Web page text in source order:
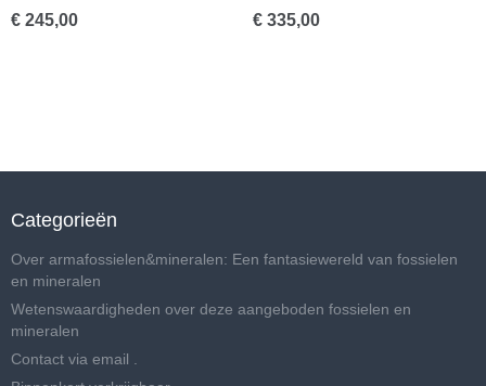
€ 245,00 € 335,00
Categorieën
Over armafossielen&mineralen: Een fantasiewereld van fossielen
en mineralen
Wetenswaardigheden over deze aangeboden fossielen en
mineralen
Contact via email .